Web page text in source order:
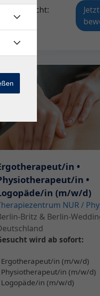
Veröffentlicht:
27.05.2026
Jetzt
in •
in •
in (m/w/d)
NUR /
Britz & Berlin-
wird ab sofort:
Ergotherapeut/in (m/w/d)
Physiotherapeut/in (m/w/d)
Logopäde/in (m/w/d)